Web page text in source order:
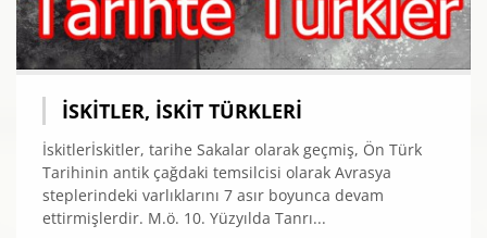
İSKITLER, İSKIT TÜRKLERI
İskitlerİskitler, tarihe Sakalar olarak geçmiş, Ön Türk
Tarihinin antik çağdaki temsilcisi olarak Avrasya
steplerindeki varlıklarını 7 asır boyunca devam
ettirmişlerdir. M.ö. 10. Yüzyılda Tanrı...